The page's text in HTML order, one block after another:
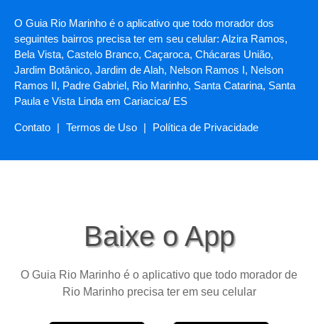
O Guia Rio Marinho é o aplicativo que todo morador dos
seguintes bairros precisa ter em seu celular: Alzira Ramos,
Bela Vista, Castelo Branco, Caçaroca, Chácaras União,
Jardim Botânico, Jardim de Alah, Nelson Ramos I, Nelson
Ramos II, Padre Gabriel, Rio Marinho, Santa Catarina, Santa
Paula e Vista Linda em Cariacica/ ES
Contato | Termos de Uso | Política de Privacidade
Baixe o App
O Guia Rio Marinho é o aplicativo que todo morador de
Rio Marinho precisa ter em seu celular